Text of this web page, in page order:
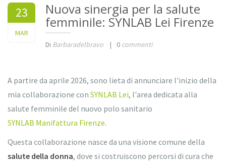
23
MAR
2026
Nuova sinergia per la salute
femminile: SYNLAB Lei Firenze
Di Barbaradelbravo | 0 commenti
A partire da aprile 2026, sono lieta di annunciare l'inizio della
mia collaborazione con SYNLAB Lei, l'area dedicata alla
salute femminile del nuovo polo sanitario
SYNLAB Manifattura Firenze.
Questa collaborazione nasce da una visione comune della
salute della donna, dove si costruiscono percorsi di cura che